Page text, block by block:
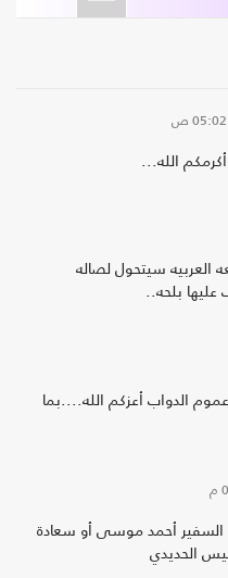
05:02 ص
الله...
العربيه سيتحول لصاله
عليها بلحه..
الدواب أعزكم الله....بما
السفير أحمد موسى أو سعادة
الحديدي